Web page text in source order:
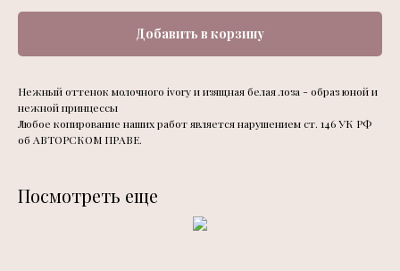
Добавить в корзину
Нежный оттенок молочного ivory и изящная белая лоза - образ юной и
нежной принцессы
Любое копирование наших работ является нарушением ст. 146 УК РФ
об АВТОРСКОМ ПРАВЕ.
Посмотреть еще